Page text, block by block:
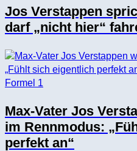
Jos Verstappen
darf „nicht hier“
Formel 1
Max-Vater Jos
im Rennmodus:
perfekt an“